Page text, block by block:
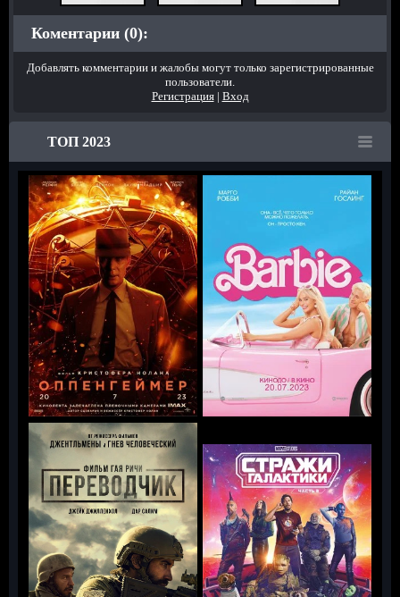
Коментарии (0):
Добавлять комментарии и жалобы могут только зарегистрированные
пользователи.
Регистрация| Вход
ТОП 2023